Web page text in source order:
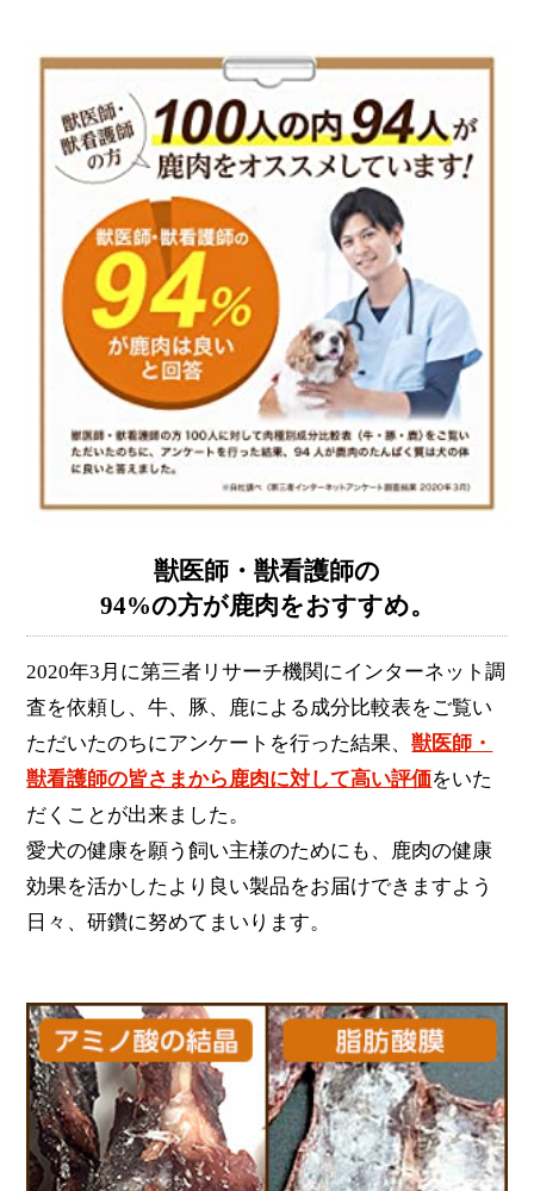
獣医師・獣看護師の
94%の方が鹿肉をおすすめ。
2020年3月に第三者リサーチ機関にインターネット調
査を依頼し、牛、豚、鹿による成分比較表をご覧い
ただいたのちにアンケートを行った結果、獣医師・
獣看護師の皆さまから鹿肉に対して高い評価をいた
だくことが出来ました。
愛犬の健康を願う飼い主様のためにも、鹿肉の健康
効果を活かしたより良い製品をお届けできますよう
日々、研鑽に努めてまいります。